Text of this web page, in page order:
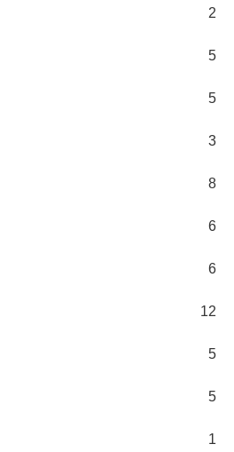
2
5
5
3
8
6
6
12
5
5
1